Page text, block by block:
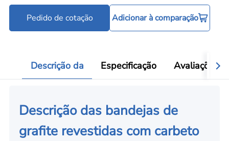
Pedido de cotação Adicionar à comparação
Descrição da Especificação Avaliações
Descrição das bandejas de
grafite revestidas com carbeto